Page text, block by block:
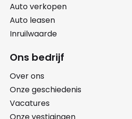
Auto verkopen
Auto leasen
Inruilwaarde
Ons bedrijf
Over ons
Onze geschiedenis
Vacatures
Onze vestigingen